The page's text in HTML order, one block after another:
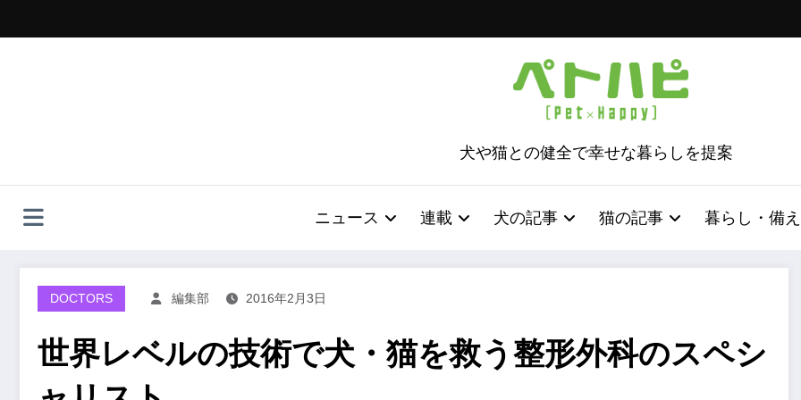
ッ
犬や猫との健全で幸せな暮らしを提案
ニュース 連載 犬の記事 猫の記事 暮らし・備え
DOCTORS 編集部 2016年2月3日
世界レベルの技術で犬・猫を救う整形外科のスペシ